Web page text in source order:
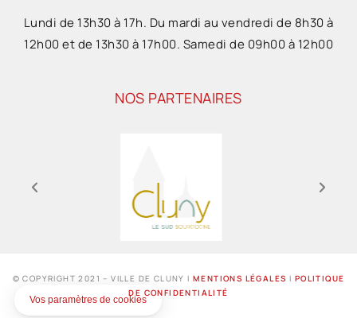
Lundi de 13h30 à 17h. Du mardi au vendredi de 8h30 à
12h00 et de 13h30 à 17h00. Samedi de 09h00 à 12h00
NOS PARTENAIRES
© COPYRIGHT 2021 – VILLE DE CLUNY IMENTIONS LÉGALES I POLITIQUE
DE CONFIDENTIALITÉ